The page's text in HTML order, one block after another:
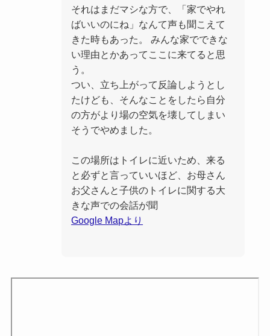
それはまだマシな方で、「家でやれ
ばいいのにね」なんて声も聞こえて
きた時もあった。 みんな家でできな
い理由とかあってここに来てると思
う。
つい、立ち上がって反論しようとし
たけども、そんなことをしたら自分
の方がより場の空気を壊してしまい
そうでやめました。
この場所はトイレに近いため、来る
と必ずと言っていいほど、お母さん
お父さんと子供のトイレに関する大
きな声での会話が聞
Google Mapより